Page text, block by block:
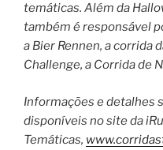
temáticas. Além da
também é responsável
a Bier Rennen, a corrida
Challenge, a Corrida de
Informações e detalhes
disponíveis no site da
Temáticas,